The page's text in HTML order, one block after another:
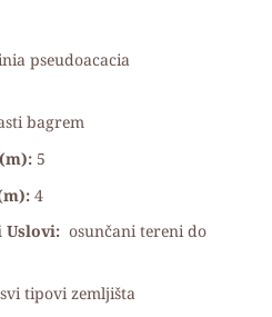
pseudoacacia
bagrem
5
4
Uslovi: osunčani tereni do
svi tipovi zemljišta